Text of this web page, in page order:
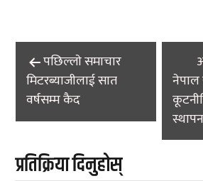
Post
navigation
पछिल्लाे समाचार
मिटरब्याजीलाई सात
वर्षसम्म कैद
नेपाल
प्रतिक्रिया दिनुहोस्